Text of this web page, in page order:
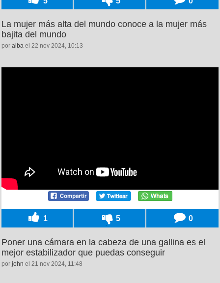
La mujer más alta del mundo conoce a la mujer más
bajita del mundo
por alba el 22 nov 2024, 10:13
1 5 0
Poner una cámara en la cabeza de una gallina es el
mejor estabilizador que puedas conseguir
por john el 21 nov 2024, 11:48